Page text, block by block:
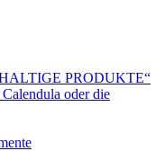
PRODUKTE“
oder die